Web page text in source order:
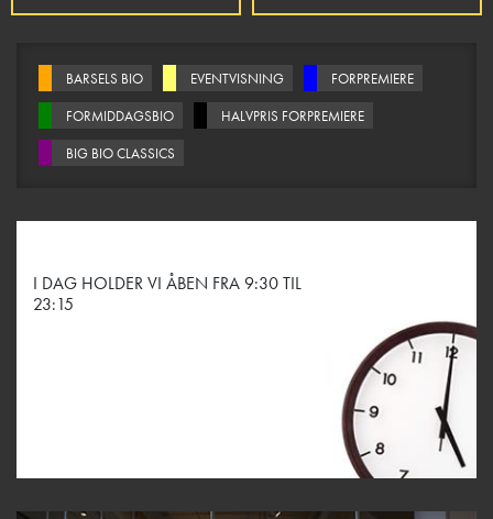
BARSELS BIO EVENTVISNING
FORPREMIERE
FORMIDDAGSBIO
HALVPRIS FORPREMIERE
BIG BIO CLASSICS
I DAG HOLDER VI ÅBEN FRA 9:30 TIL
23:15